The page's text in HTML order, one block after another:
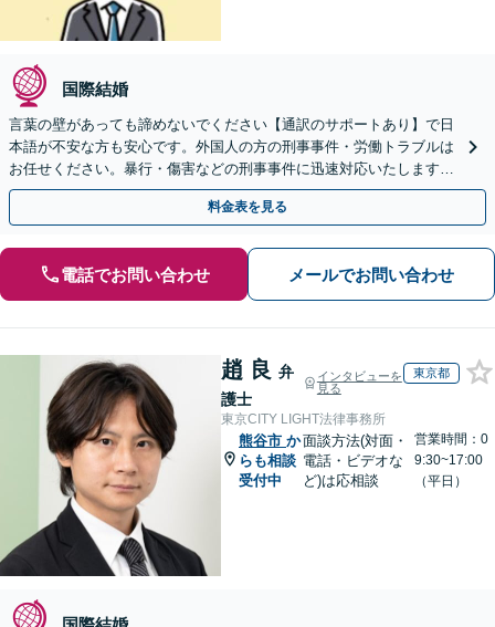
国際結婚
言葉の壁があっても諦めないでください【通訳のサポートあり】で日
本語が不安な方も安心です。外国人の方の刑事事件・労働トラブルは
お任せください。暴行・傷害などの刑事事件に迅速対応いたします。
【事前予約で休日・夜間面談可】
料金表を見る
電話でお問い合わせ メールでお問い合わせ
趙 良 弁
護士
インタビューを
見る
東京都
東京CITY LIGHT法律事務所
熊谷市 か
らも相談
受付中
面談方法(対面・
電話・ビデオな
ど)は応相談
営業時間：0
9:30~17:00
（平日）